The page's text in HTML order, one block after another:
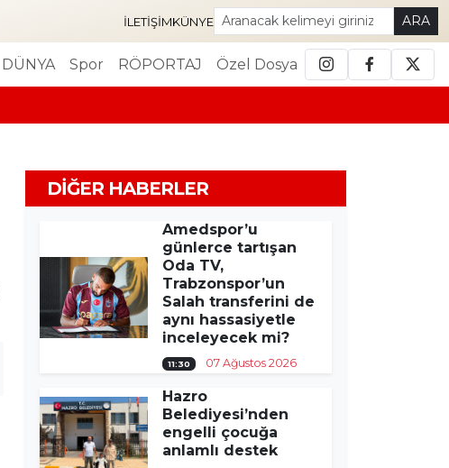
İLETIŞIMKÜNYE ARA
DÜNYA Spor RÖPORTAJ Özel Dosya
DIĞER HABERLER
Amedspor’u
günlerce tartışan
Oda TV,
Trabzonspor’un
Salah transferini de
aynı hassasiyetle
inceleyecek mi?
11:30 07 Ağustos 2026
Hazro
Belediyesi’nden
engelli çocuğa
anlamlı destek